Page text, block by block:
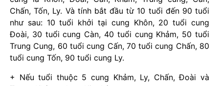
Chấn, Tốn, Ly. Và tính bắt đầu từ 10 tuổi đến 90 tuổi
như sau: 10 tuổi khởi tại cung Khôn, 20 tuổi cung
Đoài, 30 tuổi cung Càn, 40 tuổi cung Khảm, 50 tuổi
Trung Cung, 60 tuổi cung Cấn, 70 tuổi cung Chấn, 80
tuổi cung Tốn, 90 tuổi cung Ly.
+ Nếu tuổi thuộc 5 cung Khảm, Ly, Chấn, Đoài và